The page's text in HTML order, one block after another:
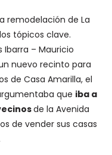
remodelación de La
tópicos clave.
Ibarra – Mauricio
nuevo recinto para
de Casa Amarilla, el
que iba a
de la Avenida
de vender sus casas